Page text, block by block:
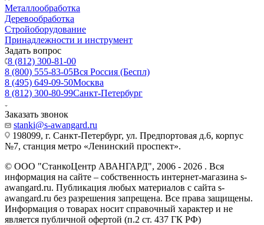
Металлообработка
Деревообработка
Стройоборудование
Принадлежности и инструмент
Задать вопрос
8 (812) 300-81-00
8 (800) 555-83-05Вся Россия (Беспл)
8 (495) 649-09-50Москва
8 (812) 300-80-99Санкт-Петербург
Заказать звонок
stanki@s-awangard.ru
198099, г. Санкт-Петербург, ул. Предпортовая д.6, корпус
№7, станция метро «Ленинский проспект».
© ООО "СтанкоЦентр АВАНГАРД", 2006 - 2026 . Вся
информация на сайте – собственность интернет-магазина s-
awangard.ru. Публикация любых материалов с сайта s-
awangard.ru без разрешения запрещена. Все права защищены.
Информация о товарах носит справочный характер и не
является публичной офертой (п.2 ст. 437 ГК РФ)